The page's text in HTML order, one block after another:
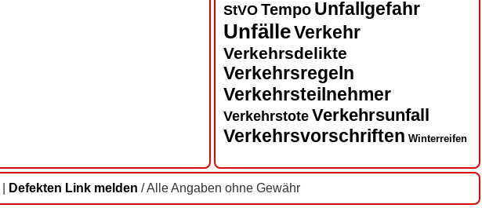
StVOTempo Unfallgefahr
UnfälleVerkehr
Verkehrsdelikte
Verkehrsregeln
Verkehrsteilnehmer
Verkehrstote Verkehrsunfall
Verkehrsvorschriften Winterreifen
Defekten Link melden / Alle Angaben ohne Gewähr